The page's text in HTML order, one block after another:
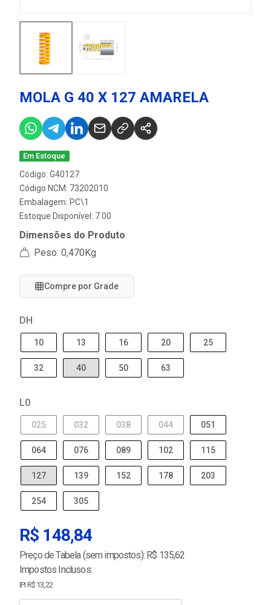
MOLA G 40 X 127 AMARELA
Em Estoque
Código: G40127
Código NCM: 73202010
Embalagem: PC\1
Estoque Disponível: 7.00
Dimensões do Produto
Peso: 0,470Kg
Compre por Grade
DH
10 13 16 20 25
32 40 50 63
L0
025 032 038 044 051
064 076 089 102 115
127 139 152 178 203
254 305
R$ 148,84
Preço de Tabela (sem impostos): R$ 135,62
Impostos Inclusos:
IPI R$ 13,22